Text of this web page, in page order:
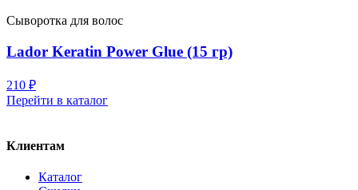
Сыворотка для волос
Lador Keratin Power Glue (15 гр)
210 ₽
Перейти в каталог
Клиентам
Каталог